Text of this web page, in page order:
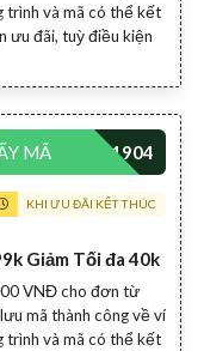
trình và mã có thể kết
ưu đãi, tuỳ điều kiện
Giảm Tối đa 40k
VNĐ cho đơn từ
mã thành công về ví
trình và mã có thể kết
MÃ
KHI ƯU ĐÃI KẾT THÚC